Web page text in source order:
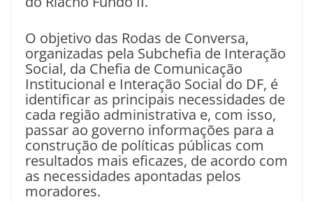
O objetivo das Rodas de Conversa,
organizadas pela Subchefia de Interação
Social, da Chefia de Comunicação
Institucional e Interação Social do DF, é
identificar as principais necessidades de
cada região administrativa e, com isso,
passar ao governo informações para a
construção de políticas públicas com
resultados mais eficazes, de acordo com
as necessidades apontadas pelos
moradores.